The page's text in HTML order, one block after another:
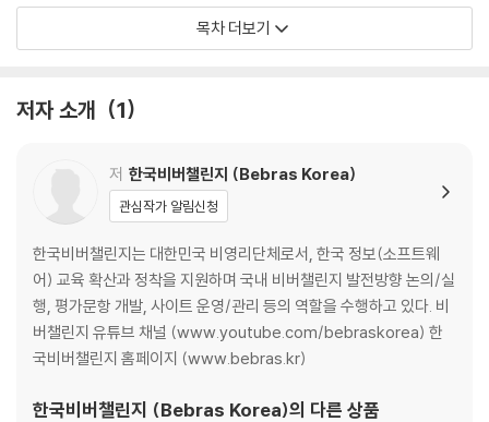
03. 간식 시간
07. 크리스마스 장식
그룹 II : 초등학교 3~4학년용
01. 튤립
02. 우주에서 온 신호
03. 비버 주사위
04. 페르시아 카펫
05. 종이접기
07. 보물 찾기
목차 더보기
저자 소개 1
저 한국비버챌린지 (Bebras Korea)
관심작가 알림신청
한국비버챌린지는 대한민국 비영리단체로서, 한국 정보(소프트웨
어) 교육 확산과 정착을 지원하며 국내 비버챌린지 발전방향 논의/실
행, 평가문항 개발, 사이트 운영/관리 등의 역할을 수행하고 있다. 비
버챌린지 유튜브 채널 (www.youtube.com/bebraskorea) 한
국비버챌린지 홈페이지 (www.bebras.kr)
한국비버챌린지 (Bebras Korea)의 다른 상품